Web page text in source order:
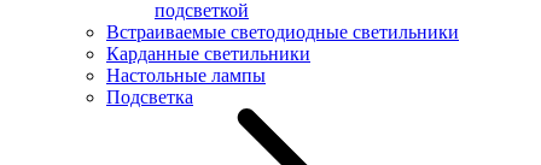
подсветкой
Встраиваемые светодиодные светильники
Карданные светильники
Настольные лампы
Подсветка